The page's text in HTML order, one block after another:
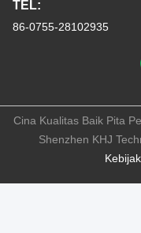
TEL:
86-0755-28102935
Cina Kualitas Baik Pita
Shenzhen KHJ